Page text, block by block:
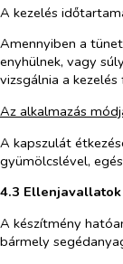
A kezelés
Amennyiben a
enyhülnek, vagy
vizsgálnia a
Az alkalmazás
A kapszulát
gyümölcslével,
4.3 Ellenjavallatok
A készítmény
bármely